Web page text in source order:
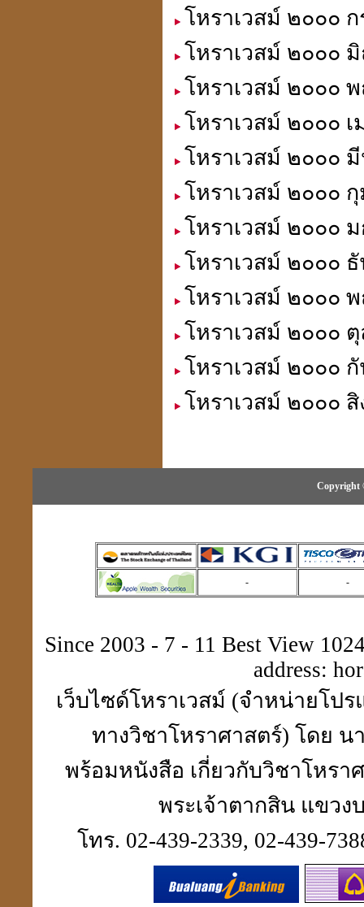
โหราเวสม์ ๒๐๐๐
โหราเวสม์ ๒๐๐๐
โหราเวสม์ ๒๐๐๐
โหราเวสม์ ๒๐๐๐
โหราเวสม์ ๒๐๐๐
โหราเวสม์ ๒๐๐๐
โหราเวสม์ ๒๐๐๐
โหราเวสม์ ๒๐๐๐
โหราเวสม์ ๒๐๐๐
โหราเวสม์ ๒๐๐๐
โหราเวสม์ ๒๐๐๐
โหราเวสม์ ๒๐๐๐
Copyright
- -
Since 2003 - 7 - 11 Best View
address:
เว็บไซด์โหราเวสม์ (จำหน่ายโป
ทางวิชาโหราศาสตร์) โดย น
พร้อมหนังสือ เกี่ยวกับวิชาโหร
พระเจ้าตากสิน แขวง
โทร. 02-439-2339, 02-439-